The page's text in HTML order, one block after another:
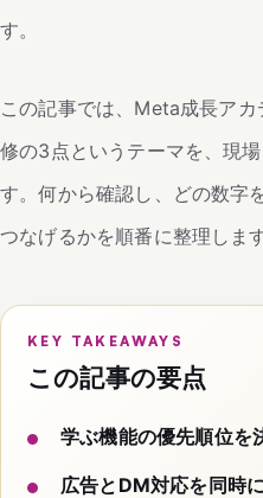
す。
この記事では、Meta成長ア
修の3点というテーマを、現
す。何から確認し、どの数字
つなげるかを順番に整理します
KEY TAKEAWAYS
この記事の要点
学ぶ機能の優先順位を
広告とDM対応を同時